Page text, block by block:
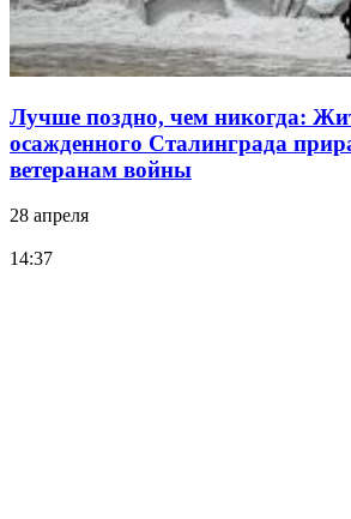
Лучше поздно, чем никогда:
осажденного Сталинграда
ветеранам войны
28 апреля
14:37